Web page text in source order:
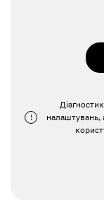
!
налаштувань,